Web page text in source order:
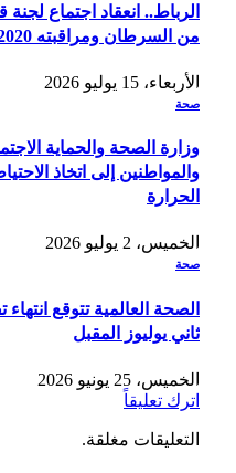
الرباط.. انعقاد اجتماع
من السرطان ومراقبته 2020-2029
الأربعاء، 15 يوليو 2026
صحة
وزارة الصحة والحماية
والمواطنين إلى اتخاذ
الحرارة
الخميس، 2 يوليو 2026
صحة
الصحة العالمية تتوقع
ثاني يوليوز المقبل
الخميس، 25 يونيو 2026
اترك تعليقاً
التعليقات مغلقة.